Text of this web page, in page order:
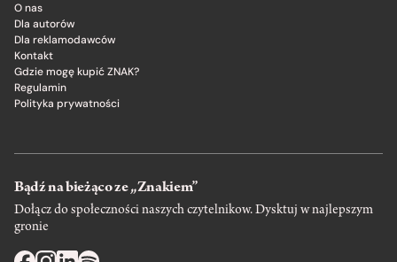
O nas
Dla autorów
Dla reklamodawców
Kontakt
Gdzie mogę kupić ZNAK?
Regulamin
Polityka prywatności
Bądź na bieżąco ze „Znakiem”
Dołącz do społeczności naszych czytelnikow. Dysktuj w najlepszym
gronie